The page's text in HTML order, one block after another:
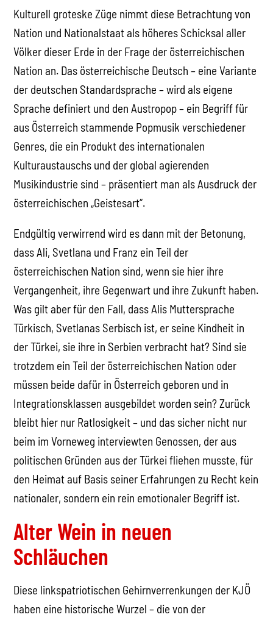
Kulturell groteske Züge nimmt diese Betrachtung von
Nation und Nationalstaat als höheres Schicksal aller
Völker dieser Erde in der Frage der österreichischen
Nation an. Das österreichische Deutsch – eine Variante
der deutschen Standardsprache – wird als eigene
Sprache definiert und den Austropop – ein Begriff für
aus Österreich stammende Popmusik verschiedener
Genres, die ein Produkt des internationalen
Kulturaustauschs und der global agierenden
Musikindustrie sind – präsentiert man als Ausdruck der
österreichischen „Geistesart“.
Endgültig verwirrend wird es dann mit der Betonung,
dass Ali, Svetlana und Franz ein Teil der
österreichischen Nation sind, wenn sie hier ihre
Vergangenheit, ihre Gegenwart und ihre Zukunft haben.
Was gilt aber für den Fall, dass Alis Muttersprache
Türkisch, Svetlanas Serbisch ist, er seine Kindheit in
der Türkei, sie ihre in Serbien verbracht hat? Sind sie
trotzdem ein Teil der österreichischen Nation oder
müssen beide dafür in Österreich geboren und in
Integrationsklassen ausgebildet worden sein? Zurück
bleibt hier nur Ratlosigkeit – und das sicher nicht nur
beim im Vorneweg interviewten Genossen, der aus
politischen Gründen aus der Türkei fliehen musste, für
den Heimat auf Basis seiner Erfahrungen zu Recht kein
nationaler, sondern ein rein emotionaler Begriff ist.
Alter Wein in neuen
Schläuchen
Diese linkspatriotischen Gehirnverrenkungen der KJÖ
haben eine historische Wurzel – die von der